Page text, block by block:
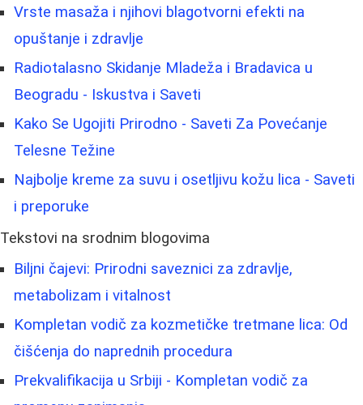
Vrste masaža i njihovi blagotvorni efekti na
opuštanje i zdravlje
Radiotalasno Skidanje Mladeža i Bradavica u
Beogradu - Iskustva i Saveti
Kako Se Ugojiti Prirodno - Saveti Za Povećanje
Telesne Težine
Najbolje kreme za suvu i osetljivu kožu lica - Saveti
i preporuke
Tekstovi na srodnim blogovima
Biljni čajevi: Prirodni saveznici za zdravlje,
metabolizam i vitalnost
Kompletan vodič za kozmetičke tretmane lica: Od
čišćenja do naprednih procedura
Prekvalifikacija u Srbiji - Kompletan vodič za